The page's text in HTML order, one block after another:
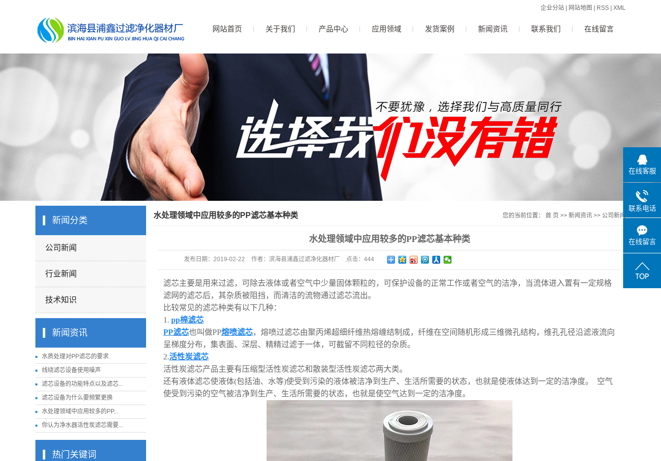
企业分站 网站地图 RSS XML
网站首页 关于我们
企业文化
联系我们
产品中心
PP滤芯
非标大孔径及PP滤芯
活性炭滤芯
大流量及折叠滤芯
滤袋
线绕滤芯
应用领域 发货案例 新闻资讯
技术知识
联系我们 在线留言
新闻分类
公司新闻
行业新闻
技术知识
新闻资讯
水质处理对PP滤芯的要求
线绕滤芯设备使用噪声
滤芯设备的功能特点以及滤芯...
滤芯设备为什么要频繁更换
水处理领域中应用较多的PP...
你认为净水器活性炭滤芯需要...
热门关键词
水处理领域中应用较多的PP滤芯基本种类 您的当前位置： 首 页 >> 新闻资讯 >> 公司新闻
水处理领域中应用较多的PP滤芯基本种类
发布日期： 2019-02-22 作者： 滨海县浦鑫过滤净化器材厂 点击： 444
滤芯主要是用来过滤，可除去液体或者空气中少量固体颗粒的，可保护设备的正常工作或者空气的洁净，当流体进入置有一定规格
滤网的滤芯后，其杂质被阻挡，而清洁的流物通过滤芯流出。
比较常见的滤芯种类有以下几种：
1. pp棉滤芯
PP滤芯也叫做PP熔喷滤芯，熔喷过滤芯由聚丙烯超细纤维热熔缠结制成，纤维在空间随机形成三维微孔结构，维孔孔径沿滤液流向
呈梯度分布，集表面、深层、精精过滤于一体，可截留不同粒径的杂质。
2.活性炭滤芯
活性炭滤芯产品主要有压缩型活性炭滤芯和散装型活性炭滤芯两大类。
还有液体滤芯使液体(包括油、水等)使受到污染的液体被洁净到生产、生活所需要的状态，也就是使液体达到一定的洁净度。 空气
使受到污染的空气被洁净到生产、生活所需要的状态，也就是使空气达到一定的洁净度。
在线客服
联系电话
在线留言